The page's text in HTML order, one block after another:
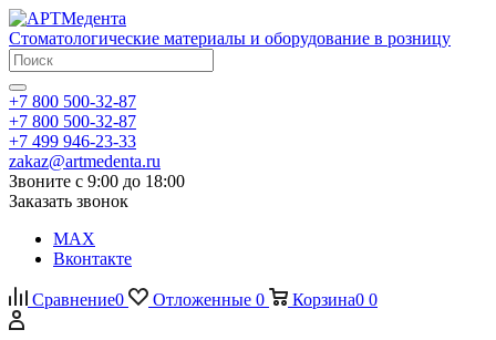
Стоматологические материалы и оборудование в розницу
+7 800 500-32-87
+7 800 500-32-87
+7 499 946-23-33
zakaz@artmedenta.ru
Звоните с 9:00 до 18:00
Заказать звонок
MAX
Вконтакте
Сравнение0 Отложенные 0 Корзина0 0